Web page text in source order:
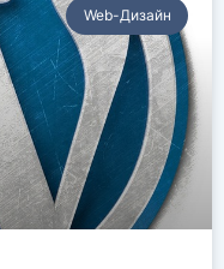
Web-Дизайн